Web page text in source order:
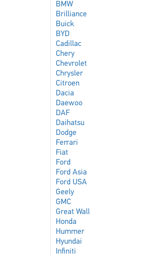
BMW
Brilliance
Buick
BYD
Cadillac
Chery
Chevrolet
Chrysler
Citroen
Dacia
Daewoo
DAF
Daihatsu
Dodge
Ferrari
Fiat
Ford
Ford Asia
Ford USA
Geely
GMC
Great Wall
Honda
Hummer
Hyundai
Infiniti